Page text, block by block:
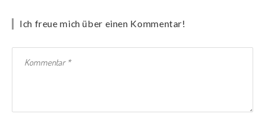
Ich freue mich über einen Kommentar!